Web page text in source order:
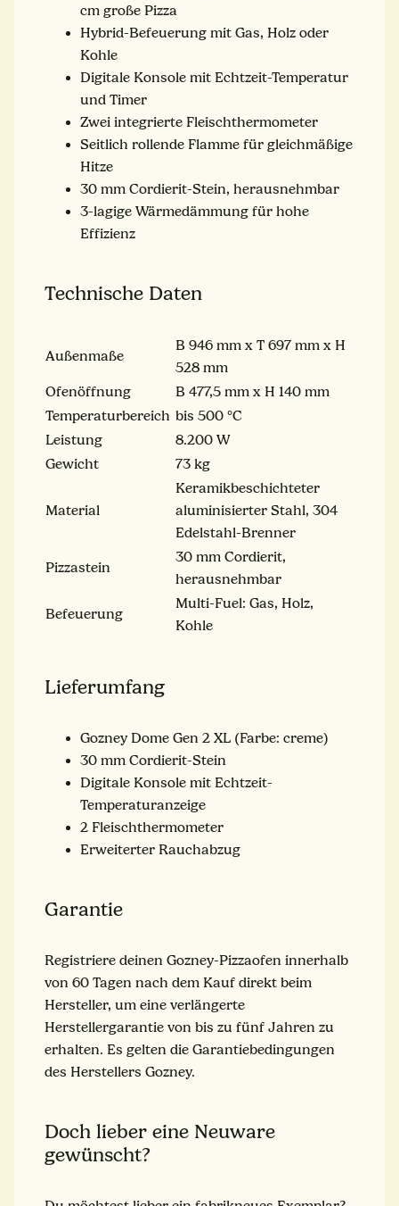
cm große Pizza
Hybrid-Befeuerung mit Gas, Holz oder
Kohle
Digitale Konsole mit Echtzeit-Temperatur
und Timer
Zwei integrierte Fleischthermometer
Seitlich rollende Flamme für gleichmäßige
Hitze
30 mm Cordierit-Stein, herausnehmbar
3-lagige Wärmedämmung für hohe
Effizienz
Technische Daten
Außenmaße
B 946 mm x T 697 mm x H
528 mm
Ofenöffnung
B 477,5 mm x H 140 mm
Temperaturbereich bis 500 °C
Leistung
8.200 W
Gewicht
73 kg
Material
Keramikbeschichteter
aluminisierter Stahl, 304
Edelstahl-Brenner
Pizzastein
30 mm Cordierit,
herausnehmbar
Befeuerung
Multi-Fuel: Gas, Holz,
Kohle
Lieferumfang
Gozney Dome Gen 2 XL (Farbe: creme)
30 mm Cordierit-Stein
Digitale Konsole mit Echtzeit-
Temperaturanzeige
2 Fleischthermometer
Erweiterter Rauchabzug
Garantie
Registriere deinen Gozney-Pizzaofen innerhalb
von 60 Tagen nach dem Kauf direkt beim
Hersteller, um eine verlängerte
Herstellergarantie von bis zu fünf Jahren zu
erhalten. Es gelten die Garantiebedingungen
des Herstellers Gozney.
Doch lieber eine Neuware
gewünscht?